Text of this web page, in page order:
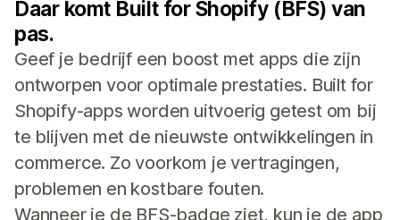
Daar komt Built for Shopify (BFS) van
pas.
Geef je bedrijf een boost met apps die zijn
ontworpen voor optimale prestaties. Built for
Shopify-apps worden uitvoerig getest om bij
te blijven met de nieuwste ontwikkelingen in
commerce. Zo voorkom je vertragingen,
problemen en kostbare fouten.
Wanneer je de BFS-badge ziet, kun je de app